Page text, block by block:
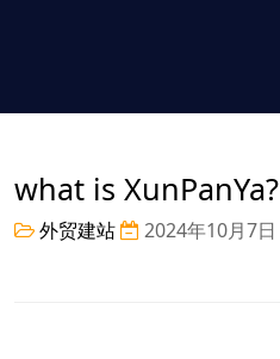
what is XunPanYa?
外贸建站 2024年10月7日